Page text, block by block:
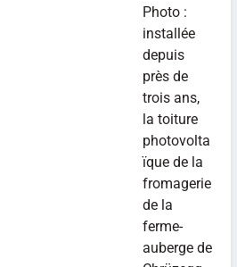
Photo :
installée
depuis
près de
trois ans,
la toiture
photovolta
ïque de la
fromagerie
de la
ferme-
auberge de